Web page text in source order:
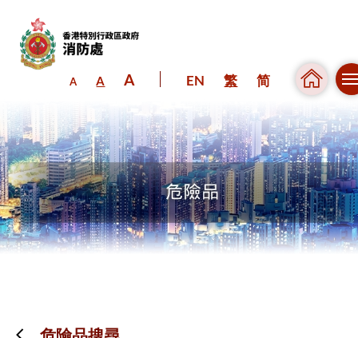
A A A EN 繁 简